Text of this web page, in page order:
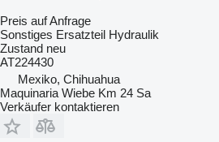
Preis auf Anfrage
Sonstiges Ersatzteil Hydraulik
Zustand neu
AT224430
Mexiko, Chihuahua
Maquinaria Wiebe Km 24 Sa
Verkäufer kontaktieren